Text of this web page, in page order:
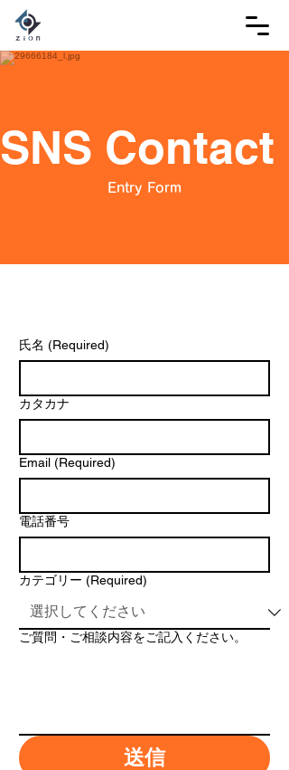
SNS Contact
Entry Form
氏名 (Required)
カタカナ
Email (Required)
電話番号
カテゴリー (Required)
ご質問・ご相談内容をご記入ください。
送信